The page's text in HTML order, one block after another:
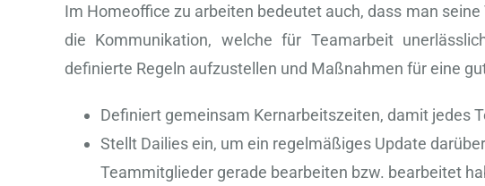
Im Homeoffice zu arbeiten bedeutet auch, dass man
die Kommunikation, welche für Teamarbeit
definierte Regeln aufzustellen und Maßnahmen für eine
Definiert gemeinsam Kernarbeitszeiten, damit jedes
Stellt Dailies ein, um ein regelmäßiges Update
Teammitglieder gerade bearbeiten bzw. bearbeitet